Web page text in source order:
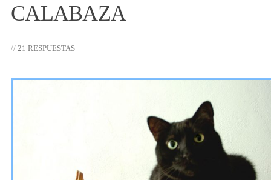
CALABAZA
21 RESPUESTAS